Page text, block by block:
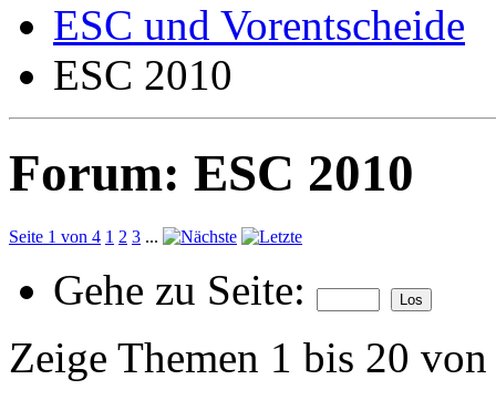
ESC und Vorentscheide
ESC 2010
Forum: ESC 2010
Seite 1 von 4 1 2 3 ...
Gehe zu Seite:
Zeige Themen 1 bis 20